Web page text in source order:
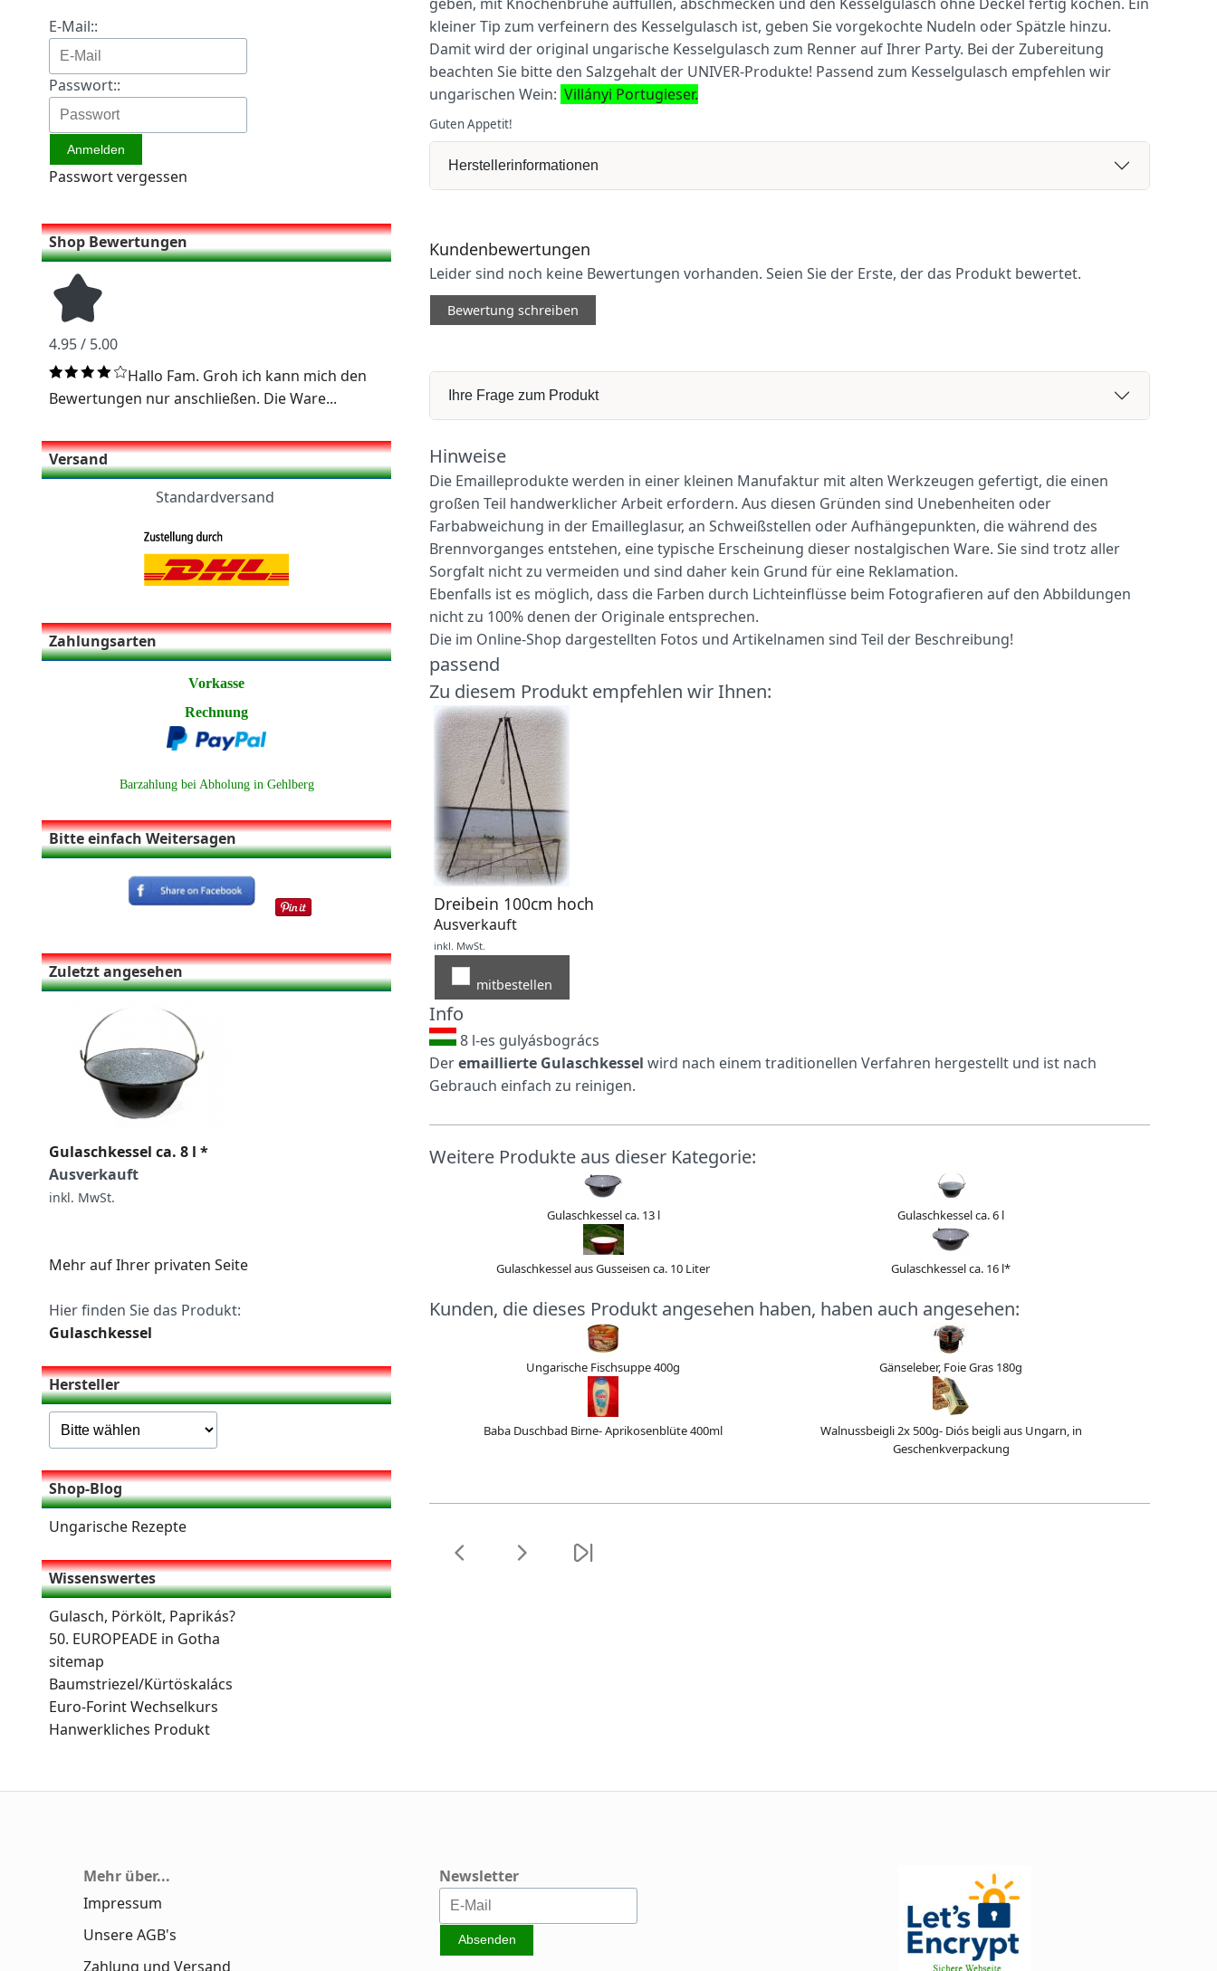
E-Mail::
Passwort::
Passwort vergessen
Shop Bewertungen
4.95 / 5.00
Hallo Fam. Groh ich kann mich den
Bewertungen nur anschließen. Die Ware...
Versand
Standardversand
Zahlungsarten
Vorkasse
Rechnung
Barzahlung bei Abholung in Gehlberg
Bitte einfach Weitersagen
Zuletzt angesehen
Gulaschkessel ca. 8 l *
Ausverkauft
inkl. MwSt.
Mehr auf Ihrer privaten Seite
Hier finden Sie das Produkt:
Gulaschkessel
Hersteller
Shop-Blog
Ungarische Rezepte
Wissenswertes
Gulasch, Pörkölt, Paprikás?
50. EUROPEADE in Gotha
sitemap
Baumstriezel/Kürtöskalács
Euro-Forint Wechselkurs
Hanwerkliches Produkt
kleiner Tip zum verfeinern des Kesselgulasch ist, geben Sie vorgekochte Nudeln oder Spätzle hinzu.
Damit wird der original ungarische Kesselgulasch zum Renner auf Ihrer Party. Bei der Zubereitung
beachten Sie bitte den Salzgehalt der UNIVER-Produkte! Passend zum Kesselgulasch empfehlen wir
ungarischen Wein: Villányi Portugieser.
Guten Appetit!
Herstellerinformationen
Kundenbewertungen
Leider sind noch keine Bewertungen vorhanden. Seien Sie der Erste, der das Produkt bewertet.
Bewertung schreiben
Ihre Frage zum Produkt
Hinweise
Die Emailleprodukte werden in einer kleinen Manufaktur mit alten Werkzeugen gefertigt, die einen
großen Teil handwerklicher Arbeit erfordern. Aus diesen Gründen sind Unebenheiten oder
Farbabweichung in der Emailleglasur, an Schweißstellen oder Aufhängepunkten, die während des
Brennvorganges entstehen, eine typische Erscheinung dieser nostalgischen Ware. Sie sind trotz aller
Sorgfalt nicht zu vermeiden und sind daher kein Grund für eine Reklamation.
Ebenfalls ist es möglich, dass die Farben durch Lichteinflüsse beim Fotografieren auf den Abbildungen
nicht zu 100% denen der Originale entsprechen.
Die im Online-Shop dargestellten Fotos und Artikelnamen sind Teil der Beschreibung!
passend
Zu diesem Produkt empfehlen wir Ihnen:
Dreibein 100cm hoch
Ausverkauft
inkl. MwSt.
mitbestellen
Info
8 l-es gulyásbogrács
Deremaillierte Gulaschkessel wird nach einem traditionellen Verfahren hergestellt und ist nach
Gebrauch einfach zu reinigen.
Weitere Produkte aus dieser Kategorie:
Gulaschkessel ca. 13 l Gulaschkessel ca. 6 l
Gulaschkessel aus Gusseisen ca. 10 Liter Gulaschkessel ca. 16 l*
Kunden, die dieses Produkt angesehen haben, haben auch angesehen:
Ungarische Fischsuppe 400g Gänseleber, Foie Gras 180g
Baba Duschbad Birne- Aprikosenblüte 400ml
Walnussbeigli 2x 500g- Diós beigli aus Ungarn, in
Geschenkverpackung
Mehr über...
Impressum
Unsere AGB's
Zahlung und Versand
Newsletter